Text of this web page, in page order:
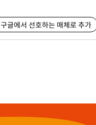
구글에서 선호하는 매체로 추가